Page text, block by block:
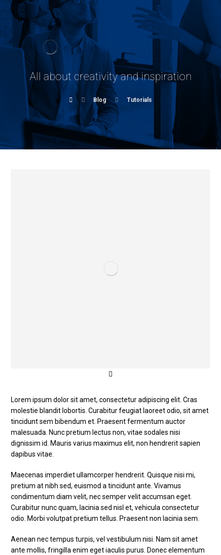
All about creativity and inspiration
Blog Tutorials
Lorem ipsum dolor sit amet, consectetur adipiscing elit. Cras
molestie blandit lobortis. Curabitur feugiat laoreet odio, sit amet
tincidunt sem bibendum et. Praesent fermentum auctor
malesuada. Nunc pretium lectus non, vitae sodales nisi
dignissim id. Mauris varius maximus elit, non hendrerit sapien
dapibus vitae.
Maecenas imperdiet ullamcorper hendrerit. Quisque nisi mi,
pretium at nibh sed, euismod a tincidunt ante. Vivamus
condimentum diam velit, nec semper velit accumsan eget.
Curabitur nunc quam, lacinia sed nisl et, vehicula consectetur
odio. Morbi volutpat pretium tellus. Praesent non lacinia sem.
Aenean nec tempus turpis, vel vestibulum nisi. Nam sit amet
ante mollis, fringilla enim eget iaculis purus. Donec elementum